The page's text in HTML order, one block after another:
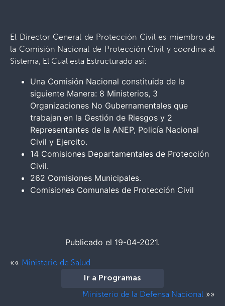
El Director General de Protección Civil es miembro de
la Comisión Nacional de Protección Civil y coordina al
Sistema, El Cual esta Estructurado así:
Una Comisión Nacional constituida de la
siguiente Manera: 8 Ministerios, 3
Organizaciones No Gubernamentales que
trabajan en la Gestión de Riesgos y 2
Representantes de la ANEP, Policía Nacional
Civil y Ejercito.
14 Comisiones Departamentales de Protección
Civil.
262 Comisiones Municipales.
Comisiones Comunales de Protección Civil
Publicado el 19-04-2021.
«« Ministerio de Salud
Ir a Programas
Ministerio de la Defensa Nacional »»